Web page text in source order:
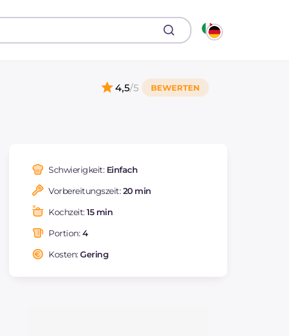
4,5/5
Schwierigkeit: Einfach
Vorbereitungszeit:20 min
Kochzeit:15 min
Portion:4
Kosten:Gering